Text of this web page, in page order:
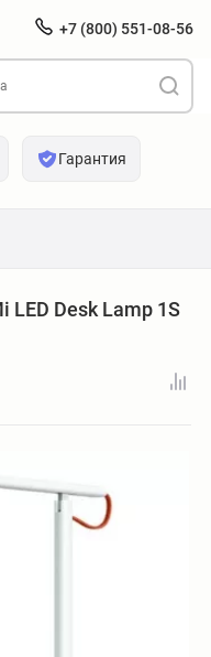
+7 (800) 551-08-56
Гарантия
LED Desk Lamp 1S